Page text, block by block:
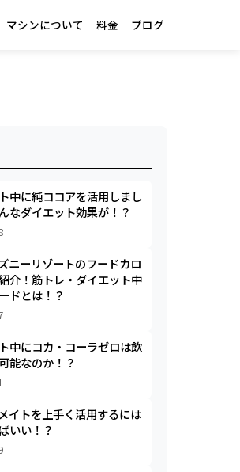
マシンについて 料金 ブログ
中に純ココアを活用しまし
なダイエット効果が！？
ニーリゾートのフードカロ
介！筋トレ・ダイエット中
ドとは！？
中にコカ・コーラゼロは飲
能なのか！？
イトを上手く活用するには
いい！？